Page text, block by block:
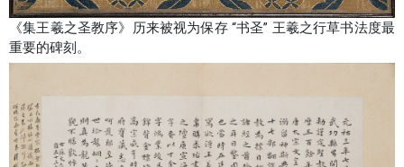
《集王羲之圣教序》历来被视为保存 “书圣” 王羲之行草书法度最
重要的碑刻。